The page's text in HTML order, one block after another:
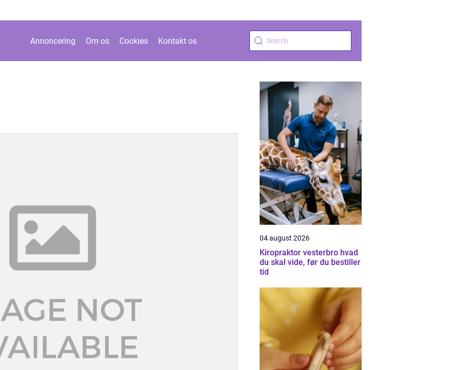
Annoncering Om os Cookies Kontakt os
04 august 2026
Kiropraktor vesterbro hvad
du skal vide, før du bestiller
tid